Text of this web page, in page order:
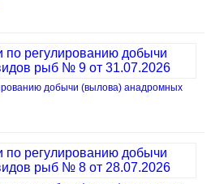
добычи (вылова) анадромных